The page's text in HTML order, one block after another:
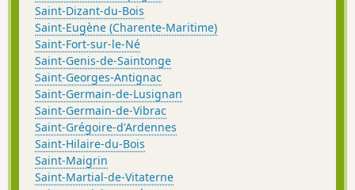
Saint-Dizant-du-Bois
Saint-Eugène (Charente-Maritime)
Saint-Fort-sur-le-Né
Saint-Genis-de-Saintonge
Saint-Georges-Antignac
Saint-Germain-de-Lusignan
Saint-Germain-de-Vibrac
Saint-Grégoire-d'Ardennes
Saint-Hilaire-du-Bois
Saint-Maigrin
Saint-Martial-de-Vitaterne